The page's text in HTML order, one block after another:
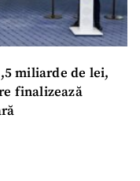
miliarde de lei,
finalizează